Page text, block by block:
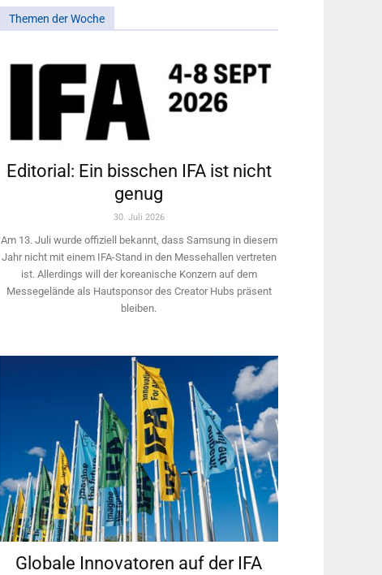
Themen der Woche
Editorial: Ein bisschen IFA ist nicht
genug
30. Juli 2026
Am 13. Juli wurde offiziell bekannt, dass Samsung in diesem
Jahr nicht mit einem IFA-Stand in den Messehallen vertreten
ist. Allerdings will ­der koreanische Konzern auf dem
Messegelände als Hautsponsor des Creator Hubs präsent
bleiben.
Globale Innovatoren auf der IFA